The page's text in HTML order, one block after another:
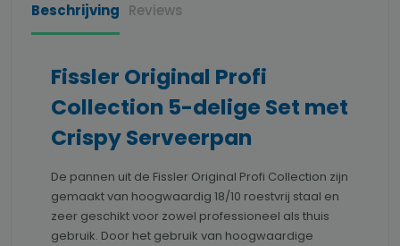
Beschrijving Reviews
Fissler Original Profi
Collection 5-delige Set met
Crispy Serveerpan
De pannen uit de Fissler Original Profi Collection zijn
gemaakt van hoogwaardig 18/10 roestvrij staal en
zeer geschikt voor zowel professioneel als thuis
gebruik. Door het gebruik van hoogwaardige